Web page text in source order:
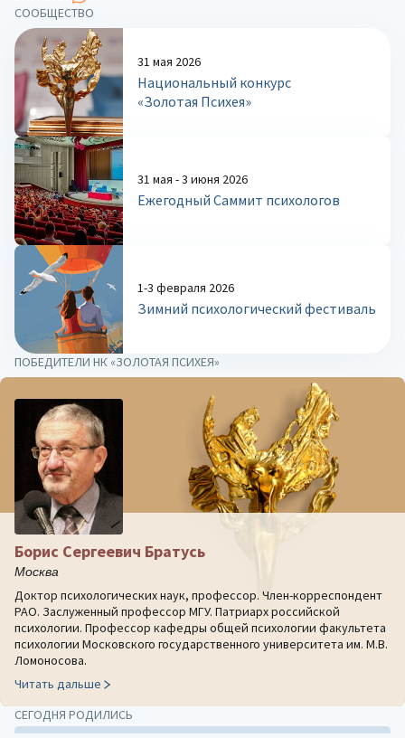
СООБЩЕСТВО
31 мая 2026
Национальный конкурс
«Золотая Психея»
31 мая - 3 июня 2026
Ежегодный Саммит психологов
1-3 февраля 2026
Зимний психологический фестиваль
ПОБЕДИТЕЛИ НК «ЗОЛОТАЯ ПСИХЕЯ»
Борис Сергеевич Братусь
Москва
Доктор психологических наук, профессор. Член-корреспондент
РАО. Заслуженный профессор МГУ. Патриарх российской
психологии. Профессор кафедры общей психологии факультета
психологии Московского государственного университета им. М.В.
Ломоносова.
Читать дальше
СЕГОДНЯ РОДИЛИСЬ